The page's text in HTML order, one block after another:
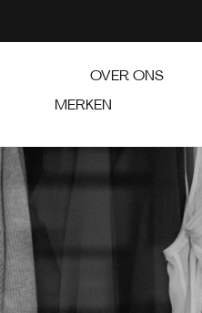
OVER ONS
MERKEN